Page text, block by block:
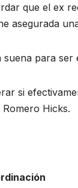
que el ex
asegurada
suena para
si
Hicks.